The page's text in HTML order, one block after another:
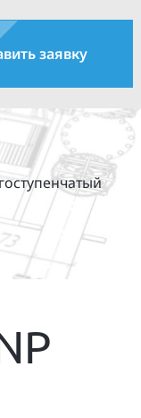
заявку